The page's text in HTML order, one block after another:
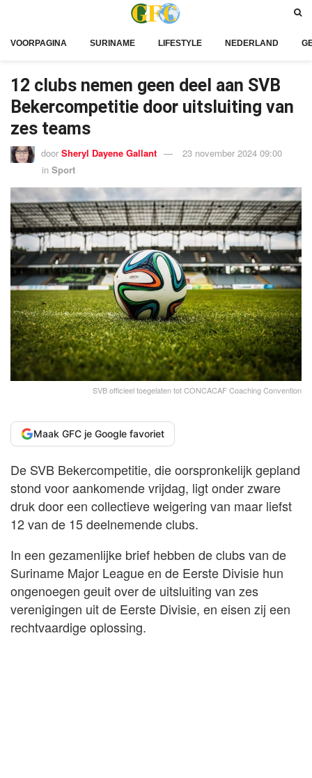
VOORPAGINA SURINAME LIFESTYLE NEDERLAND
12 clubs nemen geen deel aan SVB
Bekercompetitie door uitsluiting van
zes teams
door Sheryl Dayene Gallant
23 november 2024 09:00
in Sport
SVB officieel toegelaten tot CONCACAF Coaching Convention
Maak GFC je Google favoriet
De SVB Bekercompetitie, die oorspronkelijk gepland
stond voor aankomende vrijdag, ligt onder zware
druk door een collectieve weigering van maar liefst
12 van de 15 deelnemende clubs.
In een gezamenlijke brief hebben de clubs van de
Suriname Major League en de Eerste Divisie hun
ongenoegen geuit over de uitsluiting van zes
verenigingen uit de Eerste Divisie, en eisen zij een
rechtvaardige oplossing.